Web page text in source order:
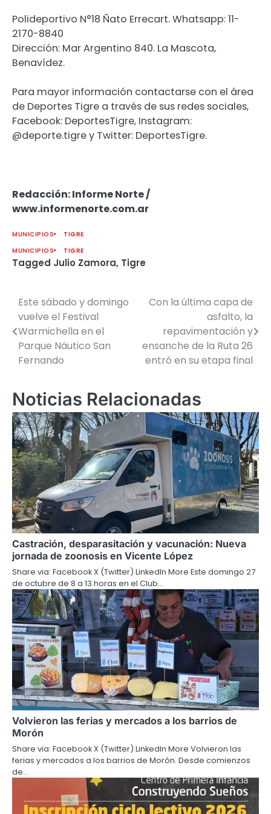
Polideportivo N°18 Ñato Errecart. Whatsapp: 11-
2170-8840
Dirección: Mar Argentino 840. La Mascota,
Benavídez.
Para mayor información contactarse con el área
de Deportes Tigre a través de sus redes sociales,
Facebook: DeportesTigre, Instagram:
@deporte.tigre y Twitter: DeportesTigre.
Redacción: Informe Norte /
www.informenorte.com.ar
MUNICIPIOS
TIGRE
MUNICIPIOS
TIGRE
Tagged Julio Zamora, Tigre
Navegación
de
entradas
Este sábado y domingo
vuelve el Festival
Warmichella en el
Parque Náutico San
Fernando
Con la última capa de
asfalto, la
repavimentación y
ensanche de la Ruta 26
entró en su etapa final
Noticias Relacionadas
Castración, desparasitación y vacunación: Nueva
jornada de zoonosis en Vicente López
Share via: Facebook X (Twitter) LinkedIn More Este domingo 27
de octubre de 8 a 13 horas en el Club…
Volvieron las ferias y mercados a los barrios de
Morón
Share via: Facebook X (Twitter) LinkedIn More Volvieron las
ferias y mercados a los barrios de Morón. Desde comienzos
de…